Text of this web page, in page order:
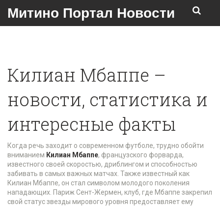
Митино Портал Новости
Килиан Мбаппе –
новости, статистика и
интересные факты
Когда речь заходит о современном футболе, трудно обойти
вниманием Килиан Мбаппе, французского форварда,
известного своей скоростью, дриблингом и способностью
забивать в самых важных матчах . Также известный как
Килиан Мбаппе, он стал символом молодого поколения
нападающих. Париж Сент-Жермен, клуб, где Мбаппе закрепил
свой статус звезды мирового уровня предоставляет ему